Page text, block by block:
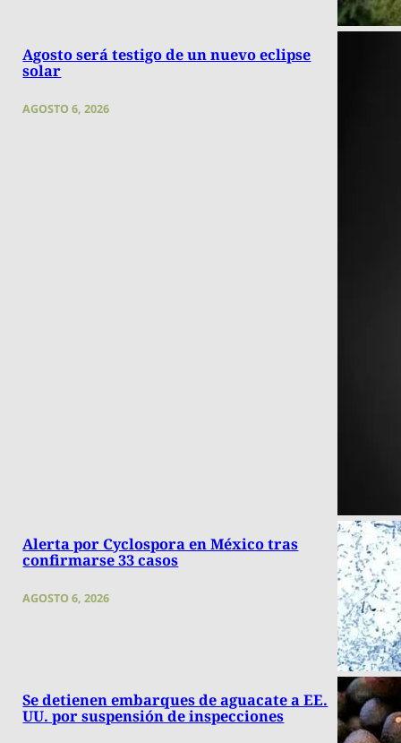
Agosto será testigo de un nuevo eclipse
solar
AGOSTO 6, 2026
Alerta por Cyclospora en México tras
confirmarse 33 casos
AGOSTO 6, 2026
Se detienen embarques de aguacate a EE.
UU. por suspensión de inspecciones